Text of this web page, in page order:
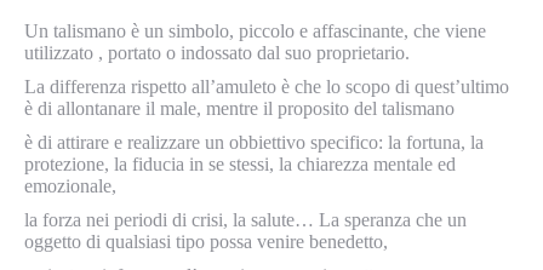
Un talismano è un simbolo, piccolo e affascinante, che viene
utilizzato , portato o indossato dal suo proprietario.
La differenza rispetto all’amuleto è che lo scopo di quest’ultimo
è di allontanare il male, mentre il proposito del talismano
è di attirare e realizzare un obbiettivo specifico: la fortuna, la
protezione, la fiducia in se stessi, la chiarezza mentale ed
emozionale,
la forza nei periodi di crisi, la salute… La speranza che un
oggetto di qualsiasi tipo possa venire benedetto,